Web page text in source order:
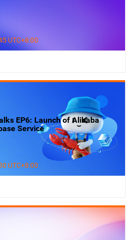
UTC+8:00
EP6: Launch of Alibaba
Service
UTC+8:00